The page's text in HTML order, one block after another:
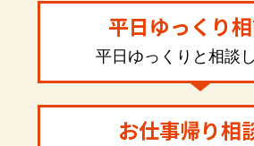
平日ゆっくり
平日ゆっくりと相談
お仕事帰り相